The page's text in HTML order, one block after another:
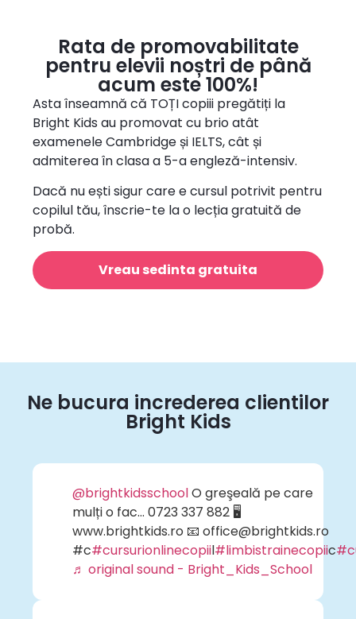
Rata de promovabilitate
pentru elevii noștri de până
acum este 100%!
Asta înseamnă că TOȚI copiii pregătiți la
Bright Kids au promovat cu brio atât
examenele Cambridge și IELTS, cât și
admiterea în clasa a 5-a engleză-intensiv.
Dacă nu ești sigur care e cursul potrivit pentru
copilul tău, înscrie-te la o lecția gratuită de
probă.
Vreau sedinta gratuita
Ne bucura increderea clientilor
Bright Kids
@brightkidsschoolO greşeală pe care
mulți o fac… 0723 337 882 🖥
www.brightkids.ro 📧 office@brightkids.ro
#c#cursurionlinecopiil#limbistrainecopiic
♬ original sound - Bright_Kids_School